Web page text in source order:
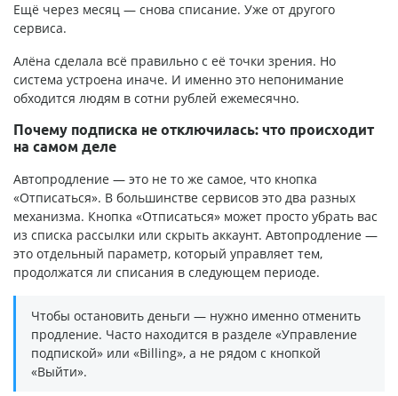
Ещё через месяц — снова списание. Уже от другого
сервиса.
Алёна сделала всё правильно с её точки зрения. Но
система устроена иначе. И именно это непонимание
обходится людям в сотни рублей ежемесячно.
Почему подписка не отключилась: что происходит
на самом деле
Автопродление — это не то же самое, что кнопка
«Отписаться». В большинстве сервисов это два разных
механизма. Кнопка «Отписаться» может просто убрать вас
из списка рассылки или скрыть аккаунт. Автопродление —
это отдельный параметр, который управляет тем,
продолжатся ли списания в следующем периоде.
Чтобы остановить деньги — нужно именно отменить
продление. Часто находится в разделе «Управление
подпиской» или «Billing», а не рядом с кнопкой
«Выйти».